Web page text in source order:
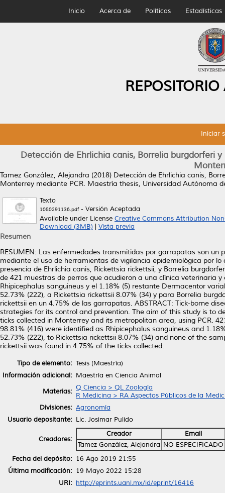
Inicio Acerca de Políticas Estadísticas
Iniciar
Detección de Ehrlichia canis, Borrelia burgdorferi
Tamez González, Alejandra (2018) Detección de Ehrlichia canis,
Monterrey mediante PCR. Maestría thesis, Universidad Autónoma
Texto
1080291136.pdf- Versión Aceptada
Available under License Creative Commons Attribution
Download (3MB)
Vista previa
Resumen
RESUMEN: Las enfermedades transmitidas por garrapatas son
mediante el uso de herramientas de vigilancia epidemiológica por
presencia de Ehrlichia canis, Rickettsia rickettsii, y Borrelia
de 421 muestras de perros que acudieron a una clínica veterinaria
Rhipicephalus sanguineus y el 1.18% (5) restante Dermacentor
52.73% (222), a Rickettsia rickettsii 8.07% (34) y para Borrelia
rickettsii en un 4.75% de las garrapatas. ABSTRACT: Tick-borne
strategies for its control and prevention. The aim of this study is to
ticks collected in Monterrey and its metropolitan area, using PCR.
98.81% (416) were identified as Rhipicephalus sanguineus and
52.73% (222), to Rickettsia rickettsii 8.07% (34) and none of the
rickettsii was found in 4.75% of the ticks collected.
Tipo de elemento: Tesis (Maestría)
Información adicional: Maestría en Ciencia Animal
Materias: Q Ciencia > QL Zoología
R Medicina > RA Aspectos Públicos de la
Divisiones: Agronomía
Usuario depositante: Lic. Josimar Pulido
Creadores:
Creador
Email
Tamez González, Alejandra NO ESPECIFICADO
Fecha del depósito: 16 Ago 2019 21:55
Última modificación: 19 Mayo 2022 15:28
URI: http://eprints.uanl.mx/id/eprint/16416